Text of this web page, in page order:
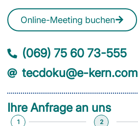
Online-Meeting buchen
(069) 75 60 73-555
tecdoku@e-kern.com
Ihre Anfrage an uns
1 2